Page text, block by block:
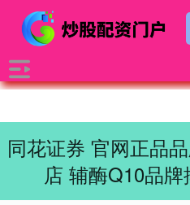
同花证券 官网正品
店 辅酶Q10品